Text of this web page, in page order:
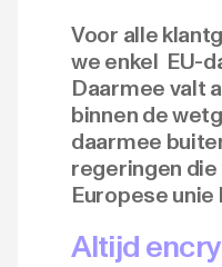
Voor alle
we enkel EU-
Daarmee valt
binnen de
daarmee
regeringen die
Europese unie
Altijd